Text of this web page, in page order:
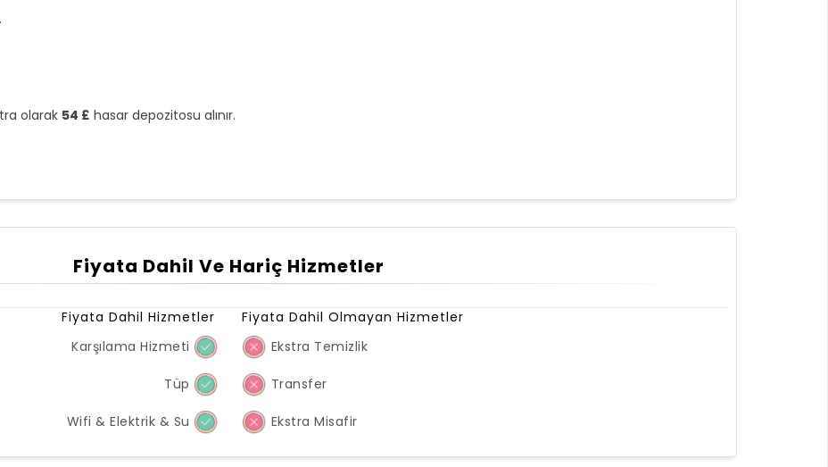
olarak 54 £ hasar depozitosu alınır.
Fiyata Dahil Ve Hariç Hizmetler
Fiyata Dahil Hizmetler
Karşılama Hizmeti
Tüp
Wifi & Elektrik & Su
Fiyata Dahil Olmayan Hizmetler
Ekstra Temizlik
Transfer
Ekstra Misafir